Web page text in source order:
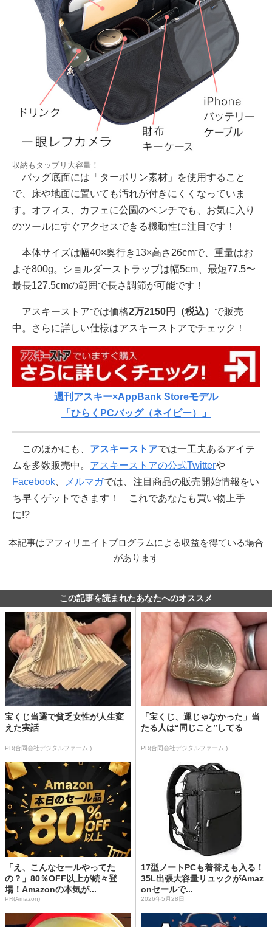
収納もタップリ大容量！
バッグ底面には「ターポリン素材」を使用すること
で、床や地面に置いても汚れが付きにくくなっていま
す。オフィス、カフェに公園のベンチでも、お気に入り
のツールにすぐアクセスできる機動性に注目です！
本体サイズは幅40×奥行き13×高さ26cmで、重量はお
よそ800g。ショルダーストラップは幅5cm、最短77.5〜
最長127.5cmの範囲で長さ調節が可能です！
アスキーストアでは価格2万2150円（税込） で販売
中。さらに詳しい仕様はアスキーストアでチェック！
週刊アスキー×AppBank Storeモデル
「ひらくPCバッグ（ネイビー）」
このほかにも、 アスキーストアでは一工夫あるアイテ
ムを多数販売中。 アスキーストアの公式Twitterや
Facebook
メルマガでは、注目商品の販売開始情報をい
ち早くゲットできます！ これであなたも買い物上手
に!?
本記事はアフィリエイトプログラムによる収益を得ている場合
があります
この記事を読まれたあなたへのオススメ
宝くじ当選で貧乏女性が人生変
えた実話
PR(合同会社デジタルファーム )
「宝くじ、運じゃなかった」当
たる人は“同じこと”してる
PR(合同会社デジタルファーム )
「え、こんなセールやってた
の？」80％OFF以上が続々登
場！Amazonの本気が...
PR(Amazon)
17型ノートPCも着替えも入る！
35L出張大容量リュックがAmaz
onセールで...
2026年5月28日